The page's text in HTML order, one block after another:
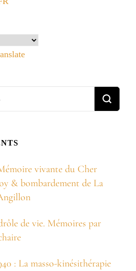
vivante du Cher
& bombardement de La
de vie. Mémoires par
: La masso-kinésithérapie